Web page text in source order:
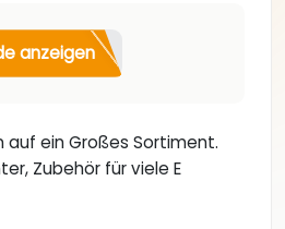
anzeigen
auf ein Großes Sortiment.
Zubehör für viele E